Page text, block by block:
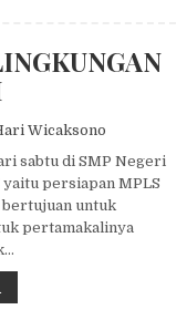
Wicaksono
sabtu di SMP Negeri
yaitu persiapan MPLS
bertujuan untuk
pertamakalinya